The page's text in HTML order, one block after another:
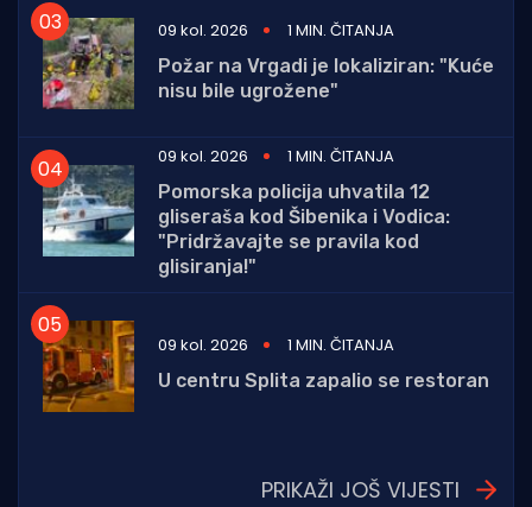
09 kol. 2026
1 MIN. ČITANJA
Požar na Vrgadi je lokaliziran: "Kuće
nisu bile ugrožene"
09 kol. 2026
1 MIN. ČITANJA
Pomorska policija uhvatila 12
gliseraša kod Šibenika i Vodica:
"Pridržavajte se pravila kod
glisiranja!"
09 kol. 2026
1 MIN. ČITANJA
U centru Splita zapalio se restoran
PRIKAŽI JOŠ VIJESTI